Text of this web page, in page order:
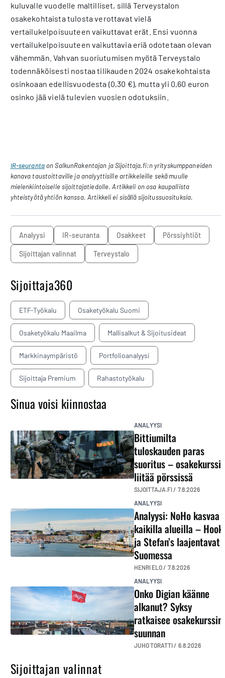
kuluvalle vuodelle maltilliset, sillä Terveystalon
osakekohtaista tulosta verottavat vielä
vertailukelpoisuuteen vaikuttavat erät. Ensi vuonna
vertailukelpoisuuteen vaikuttavia eriä odotetaan olevan
vähemmän. Vahvan suoriutumisen myötä Terveystalo
todennäköisesti nostaa tilikauden 2024 osakekohtaista
osinkoaan edellisvuodesta (0,30 €), mutta yli 0,60 euron
osinko jää vielä tulevien vuosien odotuksiin.
IR-seurantaon SalkunRakentajan ja Sijoittaja.fi:n yrityskumppaneiden
kanava taustoittaville ja analyyttisille artikkeleille sekä muulle
mielenkiintoiselle sijoittajatiedolle. Artikkeli on osa kaupallista
yhteistyötä yhtiön kanssa. Artikkeli ei sisällä sijoitussuosituksia.
analyysi IR-seuranta osakkeet pörssiyhtiöt
sijoittajan valinnat Terveystalo
Sijoittaja360
ETF-Työkalu Osaketyökalu Suomi
Osaketyökalu Maailma Mallisalkut & Sijoitusideat
Markkinaympäristö Portfolioanalyysi
Sijoittaja Premium Rahastotyökalu
Sinua voisi kiinnostaa
ANALYYSI
Bittiumilta
tuloskauden paras
suoritus – osakekurssi
liitää pörssissä
SIJOITTAJA.FI / 7.8.2026
ANALYYSI
Analyysi: NoHo kasvaa
kaikilla alueilla – Hook
ja Stefan’s laajentavat
Suomessa
HENRI ELO / 7.8.2026
ANALYYSI
Onko Digian käänne
alkanut? Syksy
ratkaisee osakekurssin
suunnan
JUHO TORATTI / 6.8.2026
Sijoittajan valinnat